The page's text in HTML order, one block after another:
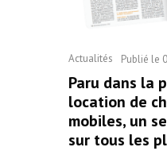
Actualités Publié le
Paru dans la
location de
mobiles, un
sur tous les